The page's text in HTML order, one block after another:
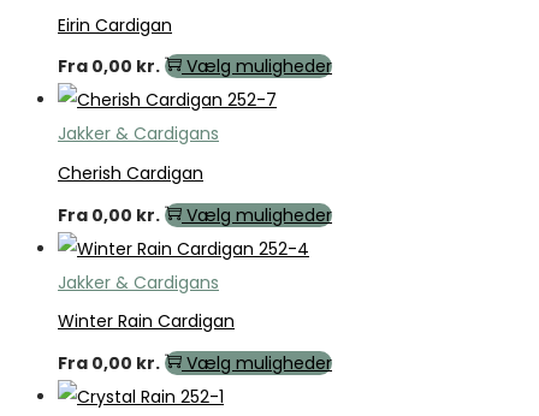
Eirin Cardigan
Fra 0,00 kr. Vælg muligheder
Jakker & Cardigans
Cherish Cardigan
Fra 0,00 kr. Vælg muligheder
Jakker & Cardigans
Winter Rain Cardigan
Fra 0,00 kr. Vælg muligheder